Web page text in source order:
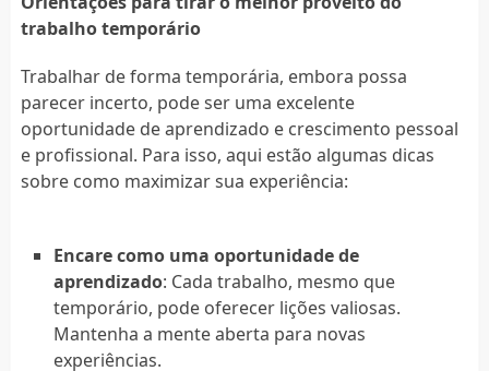
trabalho temporário
Trabalhar de forma temporária, embora possa
parecer incerto, pode ser uma excelente
oportunidade de aprendizado e crescimento pessoal
e profissional. Para isso, aqui estão algumas dicas
sobre como maximizar sua experiência:
Encare como uma oportunidade de
aprendizado: Cada trabalho, mesmo que
temporário, pode oferecer lições valiosas.
Mantenha a mente aberta para novas
experiências.